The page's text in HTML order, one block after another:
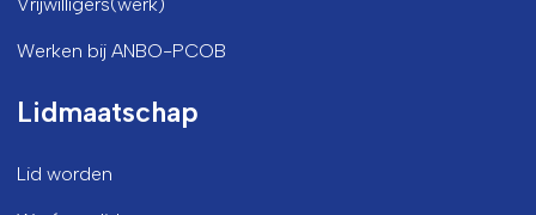
Werken bij ANBO-PCOB
Lidmaatschap
Lid worden